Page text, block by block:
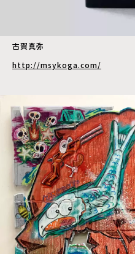
古賀真弥
http://msykoga.com/